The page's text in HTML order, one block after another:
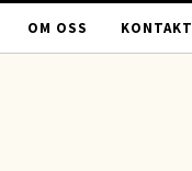
OM OSS KONTAKT